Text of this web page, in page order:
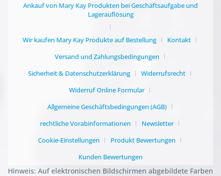
Ankauf von Mary Kay Produkten bei Geschäftsaufgabe und
Lagerauflösung
Wir kaufen Mary Kay Produkte auf Bestellung
Kontakt
Versand und Zahlungsbedingungen
Sicherheit & Datenschutzerklärung
Widerrufsrecht
Widerruf Online Formular
Allgemeine Geschäftsbedingungen (AGB)
rechtliche Vorabinformationen
Newsletter
Cookie-Einstellungen
Produkt Bewertungen
Kunden Bewertungen
Hinweis: Auf elektronischen Bildschirmen abgebildete Farben